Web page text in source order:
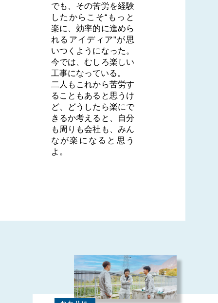
でも、その苦労を経験
したからこそ“もっと
楽に、効率的に進めら
れるアイディア”が思
いつくようになった。
今では、むしろ楽しい
工事になっている。
二人もこれから苦労す
ることもあると思うけ
ど、どうしたら楽にで
きるか考えると、自分
も周りも会社も、みん
なが楽になると思う
よ。